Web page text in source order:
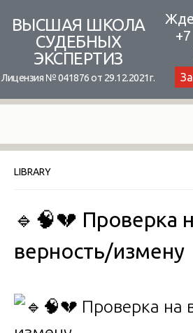
content
ВЫСШАЯ ШКОЛА
СУДЕБНЫХ
ЭКСПЕРТИЗ
Лицензия № 041876 от 29.12.2021г.
LIBRARY
🔹🧠💔 Проверка
верность/измену